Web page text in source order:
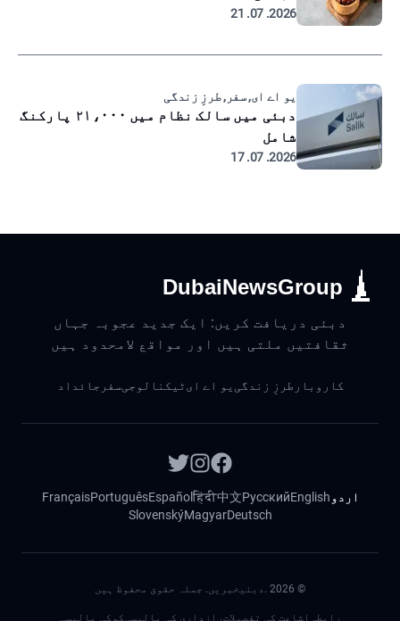
2026. 07. 21
یو اے ای, سفر, طرزِ زندگی
دبئی میں سالک نظام میں ۲۱،۰۰۰ پارکنگ
شامل
2026. 07. 17
DubaiNewsGroup
دبئی دریافت کریں: ایک جدید عجوبہ جہاں
ثقافتیں ملتی ہیں اور مواقع لامحدود ہیں
کاروبار طرزِ زندگی یو اے ایٹیکنالوجیسفر جائداد
اردو English
Русский
中文
हिंदी
Español
Português
Français
Deutsch
Magyar
Slovenský
©
2026 .دبئیخبریں. جملہ حقوق محفوظ ہیں
رابطہ اشاعت کی تفصیلاترازداری کی پالیسیکوکی پالیسی